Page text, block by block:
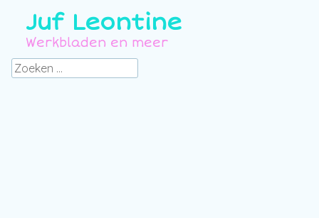
Juf Leontine
Werkbladen en meer
Zoeken